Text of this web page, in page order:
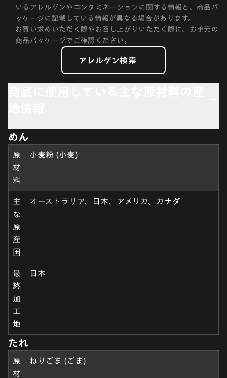
いるアレルゲンやコンタミネーションに関する情報と、商品パ
ッケージに記載している情報が異なる場合があります。
お買い求めいただく際やお召し上がりいただく際に、お手元の
商品パッケージでご確認ください。
アレルゲン検索
めん
原
材
料
小麦粉 (小麦)
主
な
原
産
国
オーストラリア、日本、アメリカ、カナダ
最
終
加
工
地
日本
たれ
原
材
ねりごま (ごま)